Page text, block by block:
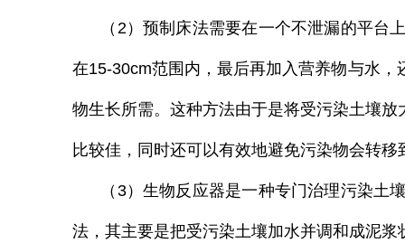
（2）预制床法需要在一个不泄漏的平台上
在15-30cm范围内，最后再加入营养物与水
物生长所需。这种方法由于是将受污染土壤
比较佳，同时还可以有效地避免污染物会转移
（3）生物反应器是一种专门治理污染土壤
法，其主要是把受污染土壤加水并调和成泥